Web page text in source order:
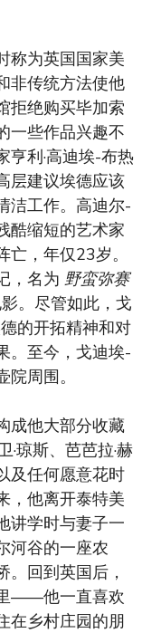
称为英国国家美
非传统方法使他
拒绝购买毕加索
一些作品兴趣不
亨利·高迪埃-布热
层建议埃德应该
洁工作。高迪尔-
酷缩短的艺术家
，年仅23岁。
，名为 野蛮弥赛
。尽管如此，戈
的开拓精神和对
。至今，戈迪埃-
周围。
成他大部分收藏
琼斯、芭芭拉·赫
及任何愿意花时
，他离开泰特美
讲学时与妻子一
河谷的一座农
回到英国后，
——他一直喜欢
在乡村庄园的朋